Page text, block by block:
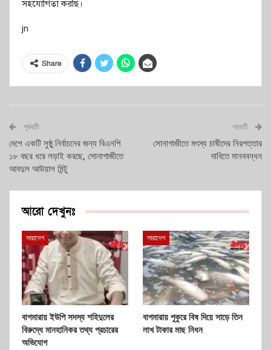
সহযোগিতা করছি।
jn
Share
পূর্ববর্তী
দেশে একটি সুষ্ঠু নির্বাচনের জন্য বিএনপি
১৮ বছর ধরে লড়াই করছে, সোনাগাজীতে
আবদুল আউয়াল মিন্টু
পরবর্তী
সোনাগাজীতে মৎস্য চাষীদের নিরপত্তার
দাবিতে মানববন্ধন
আরো দেখুনঃ
সারাদেশ
বাগমারায় ইউপি সদস্য শহিদুলের
বিরুদ্ধে মানহানিকর তথ্য প্রচারের
অভিযোগ
সারাদেশ
বাগমারায় পুকুরে বিষ দিয়ে সাড়ে তিন
লাখ টাকার মাছ নিধন